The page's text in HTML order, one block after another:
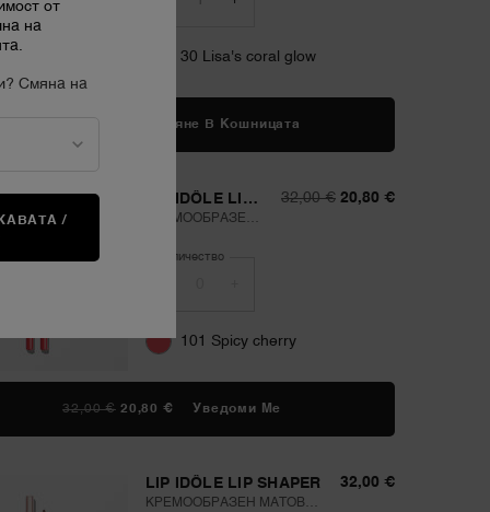
30 Lisa's coral glow
Добавяне В Кошницата
LIP IDÔLE LIP
SHAPER
КРЕМООБРАЗЕН
УСТНИ С
Стара цена
32,00 €
Нова цена20,80 €
Количество
101 Spicy cherry
СТАРА ЦЕНА
32,00 €
НОВА ЦЕНА20,80 € Уведоми Ме
LIP IDÔLE LIP SHAPER
КРЕМООБРАЗЕН МАТОВ
32,00 €
от
на
Смяна на
/